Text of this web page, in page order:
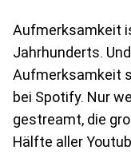
Aufmerksamkeit
Jahrhunderts.
Aufmerksamkeit
bei Spotify. Nur
gestreamt, die
Hälfte aller